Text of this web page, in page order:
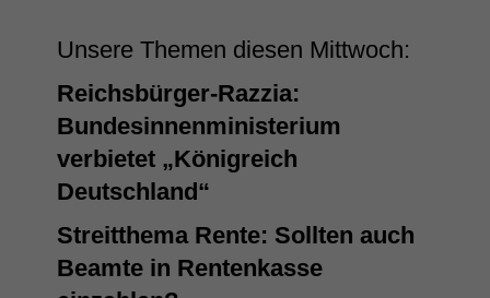
Unsere Themen diesen Mittwoch:
Reichsbürger-Razzia:
Bundesinnenministerium
verbietet „Königreich
Deutschland“
Streitthema Rente: Sollten auch
Beamte in Rentenkasse